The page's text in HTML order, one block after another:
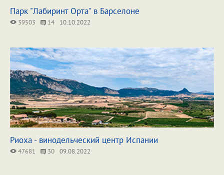
Парк "Лабиринт Орта" в Барселоне
39503 14 10.10.2022
Риоха - винодельческий центр Испании
47681 30 09.08.2022